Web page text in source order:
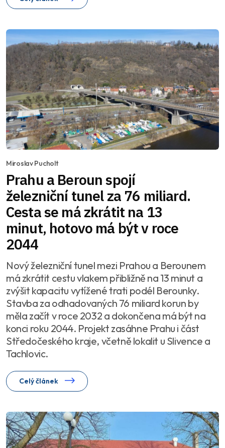
Miroslav Pucholt
Prahu a Beroun spojí
železniční tunel za 76 miliard.
Cesta se má zkrátit na 13
minut, hotovo má být v roce
2044
Nový železniční tunel mezi Prahou a Berounem
má zkrátit cestu vlakem přibližně na 13 minut a
zvýšit kapacitu vytížené trati podél Berounky.
Stavba za odhadovaných 76 miliard korun by
měla začít v roce 2032 a dokončena má být na
konci roku 2044. Projekt zasáhne Prahu i část
Středočeského kraje, včetně lokalit u Slivence a
Tachlovic.
Celý článek